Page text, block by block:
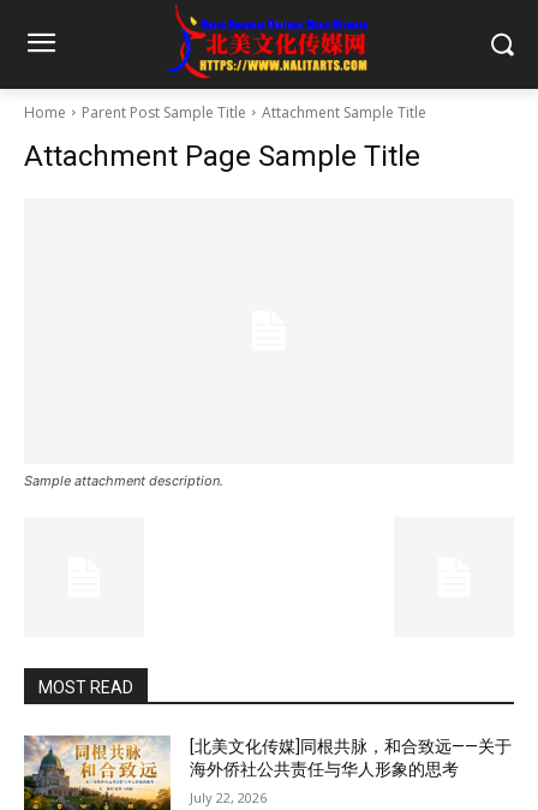
Home Parent Post Sample Title Attachment Sample Title
Attachment Page Sample Title
Sample attachment description.
MOST READ
[北美文化传媒]同根共脉，和合致远——关于
海外侨社公共责任与华人形象的思考
July 22, 2026